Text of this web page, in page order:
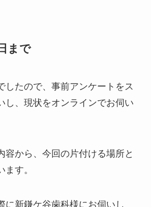
まで
したので、事前アンケートをス
し、現状をオンラインでお伺い
容から、今回の片付ける場所と
す。
に新鎌ケ谷歯科様にお伺いし